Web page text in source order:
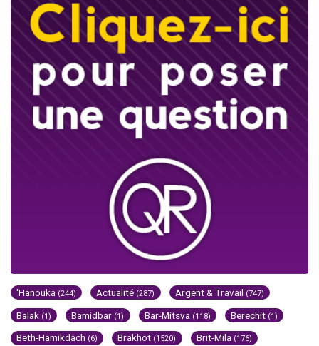
'Hanouka (244) Actualité (287) Argent & Travail (747)
Balak (1) Bamidbar (1) Bar-Mitsva (118) Berechit (1)
Beth-Hamikdach (6) Brakhot (1520) Brit-Mila (176)